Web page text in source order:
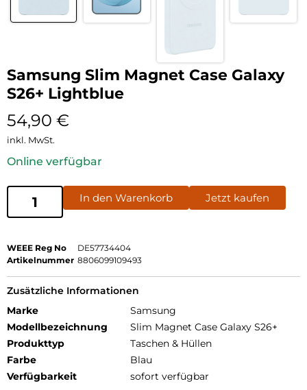
Samsung Slim Magnet Case Galaxy
S26+ Lightblue
54,90 €
inkl. MwSt.
Online verfügbar
In den Warenkorb Jetzt kaufen
WEEE Reg No
DE57734404
Artikelnummer 8806099109493
Zusätzliche Informationen
Marke
Samsung
Modellbezeichnung
Slim Magnet Case Galaxy S26+
Produkttyp
Taschen & Hüllen
Farbe
Blau
Verfügbarkeit
sofort verfügbar